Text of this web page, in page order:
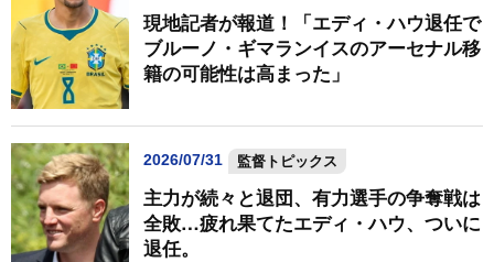
現地記者が報道！「エディ・ハウ退任で
ブルーノ・ギマランイスのアーセナル移
籍の可能性は高まった」
2026/07/31 監督トピックス
主力が続々と退団、有力選手の争奪戦は
全敗…疲れ果てたエディ・ハウ、ついに
退任。